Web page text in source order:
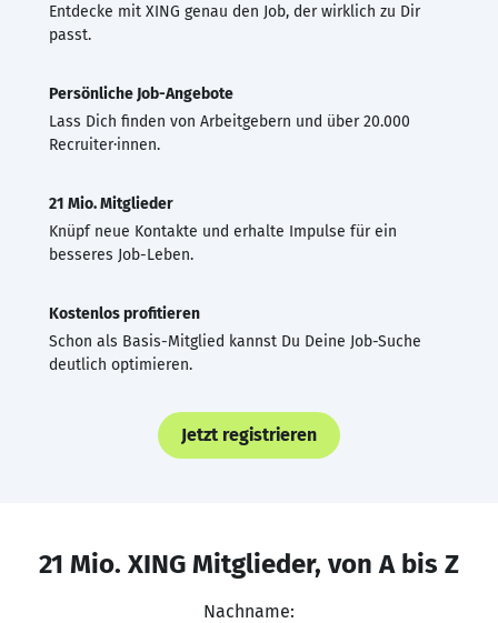
Entdecke mit XING genau den Job, der wirklich zu Dir
passt.
Persönliche Job-Angebote
Lass Dich finden von Arbeitgebern und über 20.000
Recruiter·innen.
21 Mio. Mitglieder
Knüpf neue Kontakte und erhalte Impulse für ein
besseres Job-Leben.
Kostenlos profitieren
Schon als Basis-Mitglied kannst Du Deine Job-Suche
deutlich optimieren.
Jetzt registrieren
21 Mio. XING Mitglieder, von A bis Z
Nachname: